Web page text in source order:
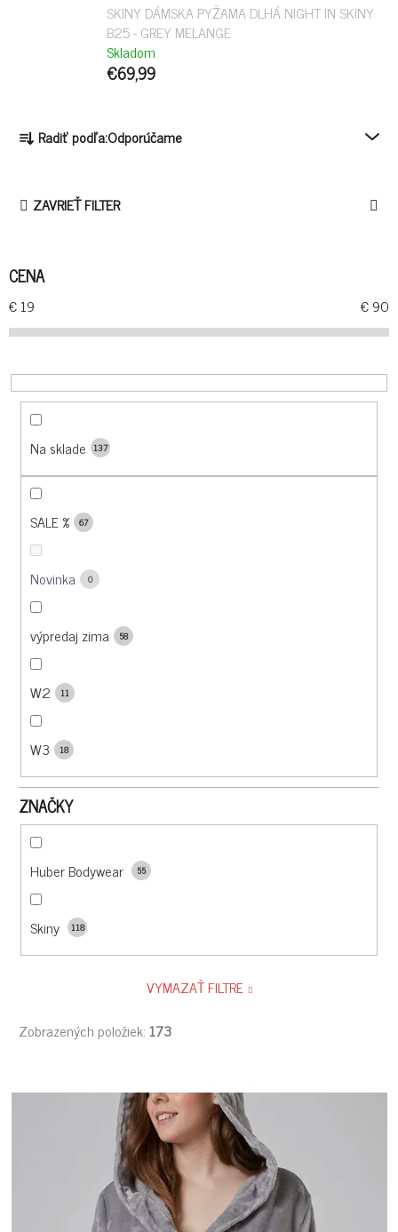
SKINY DÁMSKA PYŽAMA DLHÁ NIGHT IN SKINY
B25 - GREY MELANGE
Skladom
€69,99
E
P
R
O
U
K
Radiť podľa:Odporúčame
ZAVRIEŤ FILTER
CENA
€19 €90
Na sklade 137
SALE % 67
Novinka 0
výpredaj zima 58
W2 11
W3 18
ZNAČKY
Huber Bodywear 55
Skiny 118
VYMAZAŤ FILTRE
Zobrazených položiek:173